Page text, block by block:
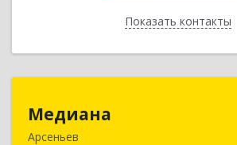
Показать контакты
Назад
Медиана
Арсеньев